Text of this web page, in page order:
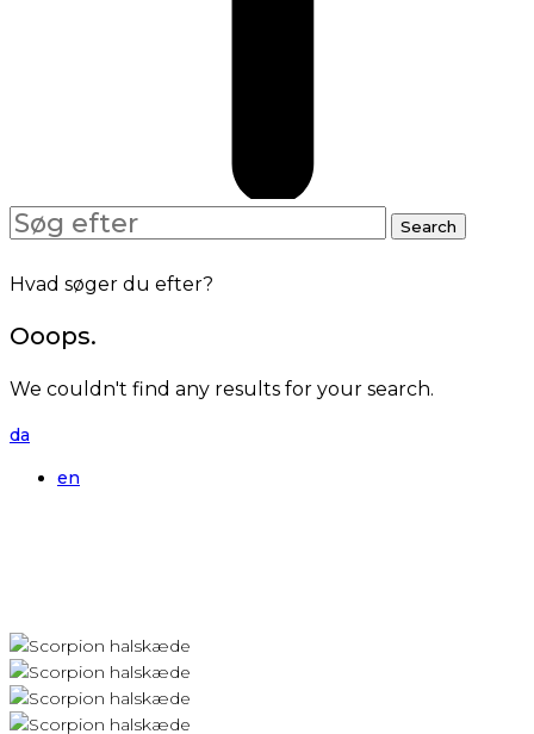
Search
for:
Search
Hvad søger du efter?
Ooops.
We couldn't find any results for your search.
da
en